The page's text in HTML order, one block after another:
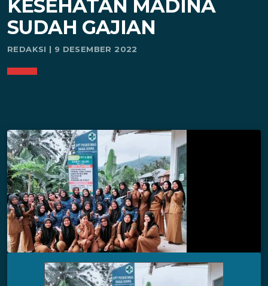
KESEHATAN MADINA
SUDAH GAJIAN
REDAKSI | 9 DESEMBER 2022